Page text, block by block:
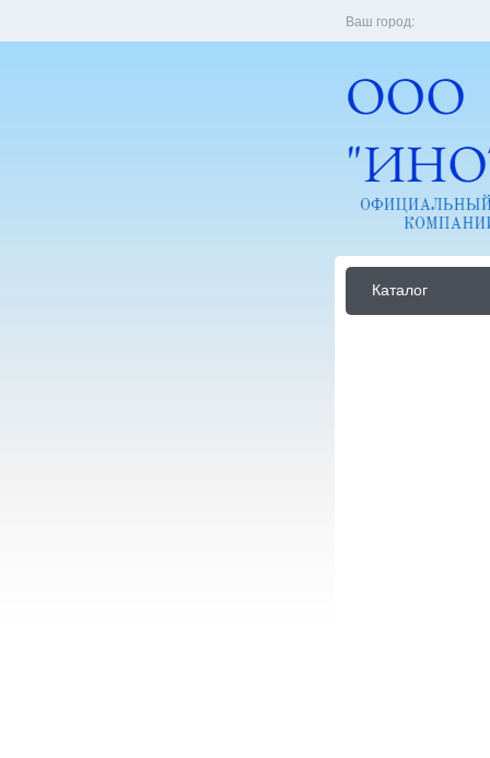
Ваш город:
Каталог